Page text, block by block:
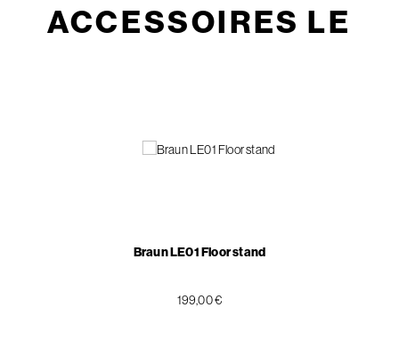
ACCESSOIRES LE
Braun LE01 Floor stand
199,00 €